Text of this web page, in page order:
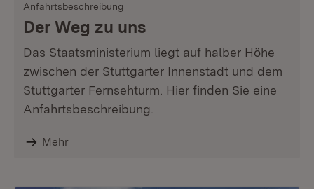
Anfahrtsbeschreibung
Der Weg zu uns
Das Staatsministerium liegt auf halber Höhe
zwischen der Stuttgarter Innenstadt und dem
Stuttgarter Fernsehturm. Hier finden Sie eine
Anfahrtsbeschreibung.
Mehr